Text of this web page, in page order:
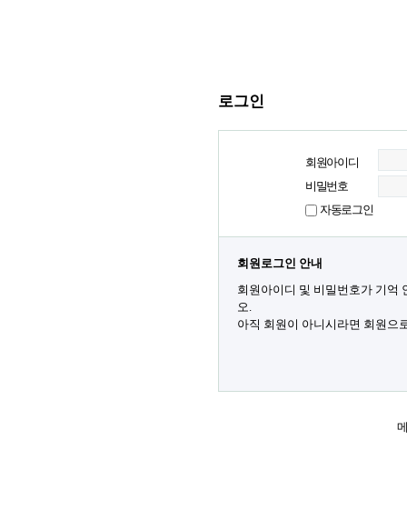
로그인
회원아이디
비밀번호
자동로그인
회원로그인 안내
회원아이디 및 비밀번호가 기억
오.
아직 회원이 아니시라면 회원으